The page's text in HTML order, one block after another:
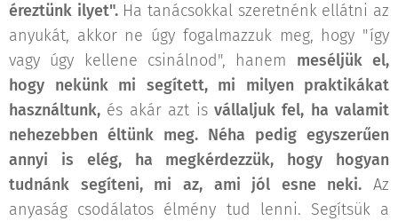
éreztünk ilyet". Ha tanácsokkal szeretnénk ellátni az
anyukát, akkor ne úgy fogalmazzuk meg, hogy "így
vagy úgy kellene csinálnod", hanem meséljük el,
hogy nekünk mi segített, mi milyen praktikákat
használtunk, és akár azt is vállaljuk fel, ha valamit
nehezebben éltünk meg. Néha pedig egyszerűen
annyi is elég, ha megkérdezzük, hogy hogyan
tudnánk segíteni, mi az, ami jól esne neki. Az
anyaság csodálatos élmény tud lenni. Segítsük a